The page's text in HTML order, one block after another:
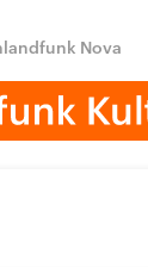
Nova